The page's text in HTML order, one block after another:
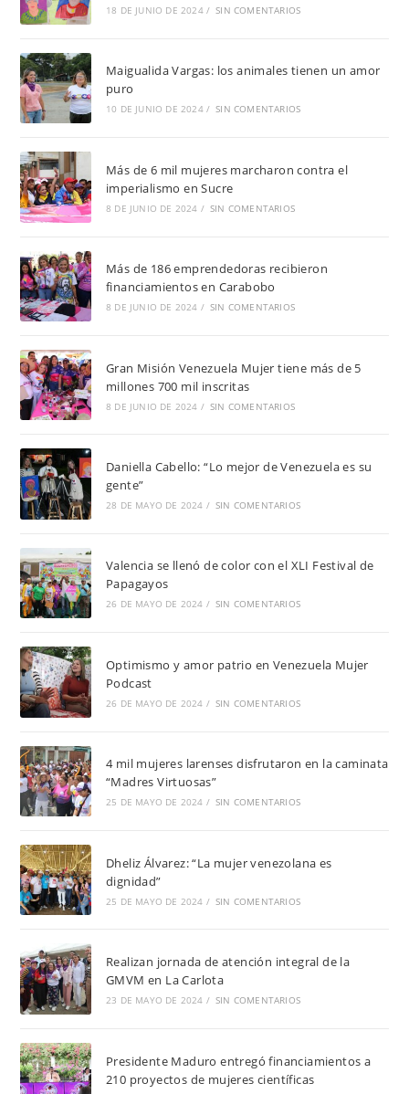
18 DE JUNIO DE 2024 / SIN COMENTARIOS
Maigualida Vargas: los animales tienen un amor
puro
10 DE JUNIO DE 2024 / SIN COMENTARIOS
Más de 6 mil mujeres marcharon contra el
imperialismo en Sucre
8 DE JUNIO DE 2024 / SIN COMENTARIOS
Más de 186 emprendedoras recibieron
financiamientos en Carabobo
8 DE JUNIO DE 2024 / SIN COMENTARIOS
Gran Misión Venezuela Mujer tiene más de 5
millones 700 mil inscritas
8 DE JUNIO DE 2024 / SIN COMENTARIOS
Daniella Cabello: “Lo mejor de Venezuela es su
gente”
28 DE MAYO DE 2024 / SIN COMENTARIOS
Valencia se llenó de color con el XLI Festival de
Papagayos
26 DE MAYO DE 2024 / SIN COMENTARIOS
Optimismo y amor patrio en Venezuela Mujer
Podcast
26 DE MAYO DE 2024 / SIN COMENTARIOS
4 mil mujeres larenses disfrutaron en la caminata
“Madres Virtuosas”
25 DE MAYO DE 2024 / SIN COMENTARIOS
Dheliz Álvarez: “La mujer venezolana es
dignidad”
25 DE MAYO DE 2024 / SIN COMENTARIOS
Realizan jornada de atención integral de la
GMVM en La Carlota
23 DE MAYO DE 2024 / SIN COMENTARIOS
Presidente Maduro entregó financiamientos a
210 proyectos de mujeres científicas